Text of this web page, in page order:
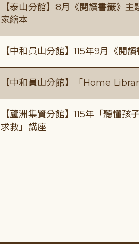
【泰山分館】8月《閱讀書籤》
家繪本
【中和員山分館】115年9月《閱
【中和員山分館】「Home
【蘆洲集賢分館】115年「聽懂
求救」講座